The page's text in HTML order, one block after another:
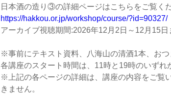
日本酒の造り③の詳細ページはこちらをご覧くだ
https://hakkou.or.jp/workshop/course/?id=90327/
アーカイブ視聴期間:2026年12月2日～12月15日
※事前にテキスト資料、八海山の清酒1本、おつ
各講座のスタート時間は、11時と19時のいずれ
※上記の各ページの詳細は、講座の内容をご覧
きません。